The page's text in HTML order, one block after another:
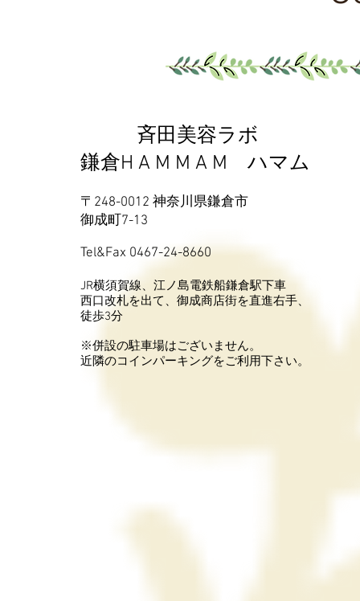
​斉田美容ラボ
鎌倉H A M M A M ハマム
〒248-0012 神奈川県鎌倉市
御成町7-13
Tel&Fax 0467-24-8660
JR横須賀線、江ノ島電鉄船鎌倉駅下車
西口改札を出て、御成商店街を直進右手、
徒歩3分
※併設の駐車場はございません。
近隣のコインパーキングをご利用下さい。